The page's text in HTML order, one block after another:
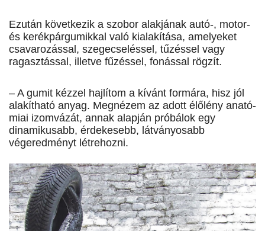
Ezután következik a szobor alakjának autó-, motor-
és kerékpárgumikkal való kialakítása, amelyeket
csavarozással, szegecseléssel, tűzéssel vagy
ragasztással, illetve fűzéssel, fonással rögzít.
– A gumit kézzel hajlítom a kívánt formára, hisz jól
alakítható anyag. Megnézem az adott élőlény anató­
miai izomvázát, annak alapján próbálok egy
dinamikusabb, érdekesebb, látványosabb
végeredményt létrehozni.